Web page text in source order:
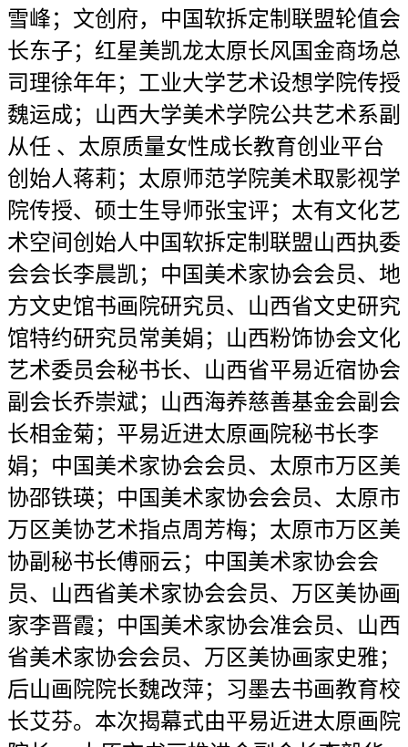
雪峰；文创府，中国软拆定制联盟轮值会
长东子；红星美凯龙太原长风国金商场总
司理徐年年；工业大学艺术设想学院传授
魏运成；山西大学美术学院公共艺术系副
从任 、太原质量女性成长教育创业平台
创始人蒋莉；太原师范学院美术取影视学
院传授、硕士生导师张宝评；太有文化艺
术空间创始人中国软拆定制联盟山西执委
会会长李晨凯；中国美术家协会会员、地
方文史馆书画院研究员、山西省文史研究
馆特约研究员常美娟；山西粉饰协会文化
艺术委员会秘书长、山西省平易近宿协会
副会长乔崇斌；山西海养慈善基金会副会
长相金菊；平易近进太原画院秘书长李
娟；中国美术家协会会员、太原市万区美
协邵铁瑛；中国美术家协会会员、太原市
万区美协艺术指点周芳梅；太原市万区美
协副秘书长傅丽云；中国美术家协会会
员、山西省美术家协会会员、万区美协画
家李晋霞；中国美术家协会准会员、山西
省美术家协会会员、万区美协画家史雅；
后山画院院长魏改萍；习墨去书画教育校
长艾芬。本次揭幕式由平易近进太原画院